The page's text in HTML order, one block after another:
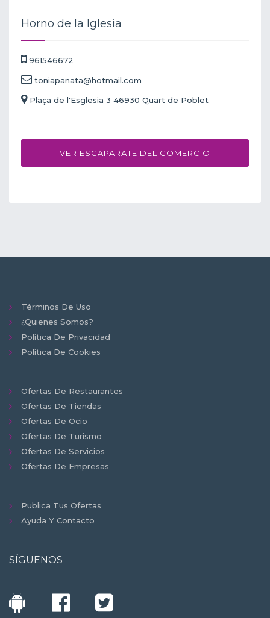
Horno de la Iglesia
961546672
toniapanata@hotmail.com
Plaça de l'Esglesia 3 46930 Quart de Poblet
VER ESCAPARATE DEL COMERCIO
Términos De Uso
¿Quienes Somos?
Política De Privacidad
Política De Cookies
Ofertas De Restaurantes
Ofertas De Tiendas
Ofertas De Ocio
Ofertas De Turismo
Ofertas De Servicios
Ofertas De Empresas
Publica Tus Ofertas
Ayuda Y Contacto
SÍGUENOS